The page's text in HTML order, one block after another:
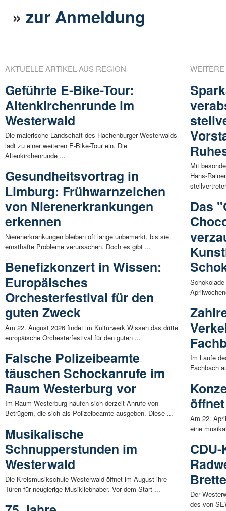
»zur Anmeldung
AKTUELLE ARTIKEL AUS REGION
Geführte E-Bike-Tour:
Altenkirchenrunde im
Westerwald
Die malerische Landschaft des Hachenburger Westerwalds
lädt zu einer weiteren E-Bike-Tour ein. Die
Altenkirchenrunde ...
Gesundheitsvortrag in
Limburg: Frühwarnzeichen
von Nierenerkrankungen
erkennen
Nierenerkrankungen bleiben oft lange unbemerkt, bis sie
ernsthafte Probleme verursachen. Doch es gibt ...
Benefizkonzert in Wissen:
Europäisches
Orchesterfestival für den
guten Zweck
Am 22. August 2026 findet im Kulturwerk Wissen das dritte
europäische Orchesterfestival für den guten ...
Falsche Polizeibeamte
täuschen Schockanrufe im
Raum Westerburg vor
Im Raum Westerburg häufen sich derzeit Anrufe von
Betrügern, die sich als Polizeibeamte ausgeben. Diese ...
Musikalische
Schnupperstunden im
Westerwald
Die Kreismusikschule Westerwald öffnet im August ihre
Türen für neugierige Musikliebhaber. Vor dem Start ...
Mit
Hans-
Das
Im Laufe
Fachbach
Am 22.
eine
Der
des von